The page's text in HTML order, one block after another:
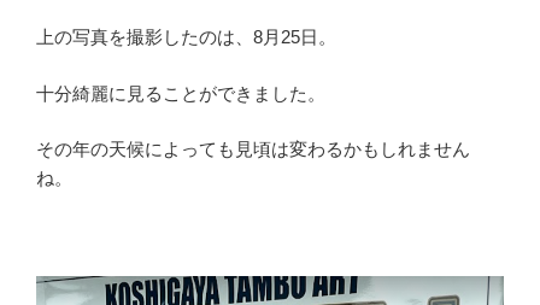
上の写真を撮影したのは、8月25日。
十分綺麗に見ることができました。
その年の天候によっても見頃は変わるかもしれません
ね。